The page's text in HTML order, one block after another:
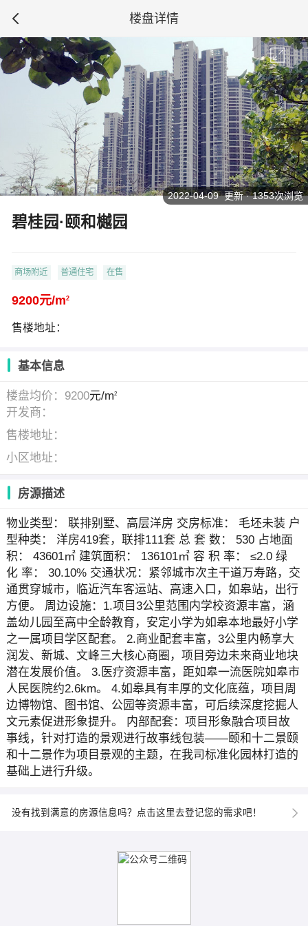
楼盘详情
碧桂园·颐和樾园
商场附近 普通住宅 在售
9200元/m2
售楼地址：
2022-04-09 更新 · 1353次浏览
基本信息
楼盘均价：9200元/m2
开发商：
售楼地址：
小区地址：
房源描述
物业类型： 联排别墅、高层洋房 交房标准： 毛坯未装 户
型种类： 洋房419套，联排111套 总 套 数： 530 占地面
积： 43601㎡ 建筑面积： 136101㎡ 容 积 率： ≤2.0 绿
化 率： 30.10% 交通状况：紧邻城市次主干道万寿路，交
通贯穿城市，临近汽车客运站、高速入口，如皋站，出行
方便。 周边设施：1.项目3公里范围内学校资源丰富，涵
盖幼儿园至高中全龄教育，安定小学为如皋本地最好小学
之一属项目学区配套。 2.商业配套丰富，3公里内畅享大
润发、新城、文峰三大核心商圈，项目旁边未来商业地块
潜在发展价值。 3.医疗资源丰富，距如皋一流医院如皋市
人民医院约2.6km。 4.如皋具有丰厚的文化底蕴，项目周
边博物馆、图书馆、公园等资源丰富，可后续深度挖掘人
文元素促进形象提升。 内部配套：项目形象融合项目故
事线，针对打造的景观进行故事线包装——颐和十二景颐
和十二景作为项目景观的主题，在我司标准化园林打造的
基础上进行升级。
没有找到满意的房源信息吗？点击这里去登记您的需求吧！